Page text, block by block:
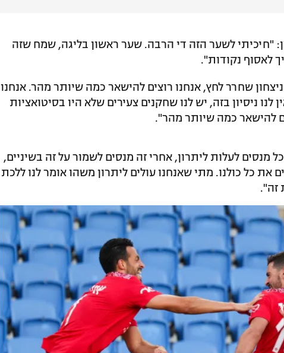
"חיכיתי לשער הזה די הרבה. שער ראשון בליגה, שמח שזה
לאסוף נקודות".
שחרר לחץ, אנחנו רוצים להישאר כמה שיותר מהר. אנחנו
ניסיון בזה, יש לנו שחקנים צעירים שלא היו בסיטואציות
להישאר כמה שיותר מהר".
מנסים לעלות ליתרון, אחרי זה מנסים לשמור על זה בשיניים,
את כל כולנו. מתי שאנחנו עולים ליתרון משהו אומר לנו ללכת
זה".